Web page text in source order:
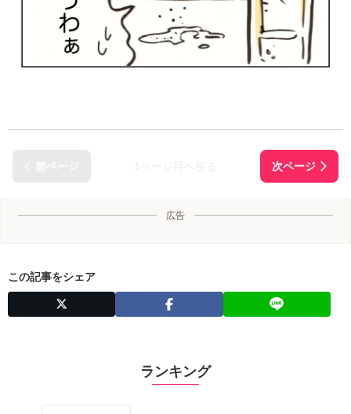
広告
この記事をシェア
ランキング